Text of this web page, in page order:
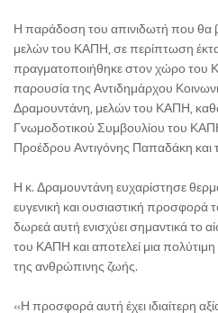
Η παράδοση του απινιδωτή που θα
μελών του ΚΑΠΗ, σε περίπτωση
πραγματοποιήθηκε στον χώρο του
παρουσία της Αντιδημάρχου
Δραμουντάνη, μελών του ΚΑΠΗ,
Γνωμοδοτικού Συμβουλίου του
Προέδρου Αντιγόνης Παπαδάκη
Η κ. Δραμουντάνη ευχαρίστησε
ευγενική και ουσιαστική προσφορά
δωρεά αυτή ενισχύει σημαντικά το
του ΚΑΠΗ και αποτελεί μια
της ανθρώπινης ζωής.
«Η προσφορά αυτή έχει ιδιαίτερη